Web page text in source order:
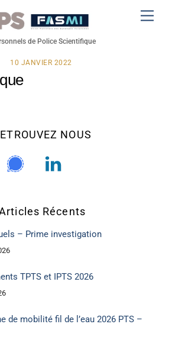
de Police Scientifique
10 JANVIER 2022
NOUS
Récents
– Prime investigation
TPTS et IPTS 2026
de mobilité fil de l’eau 2026 PTS –